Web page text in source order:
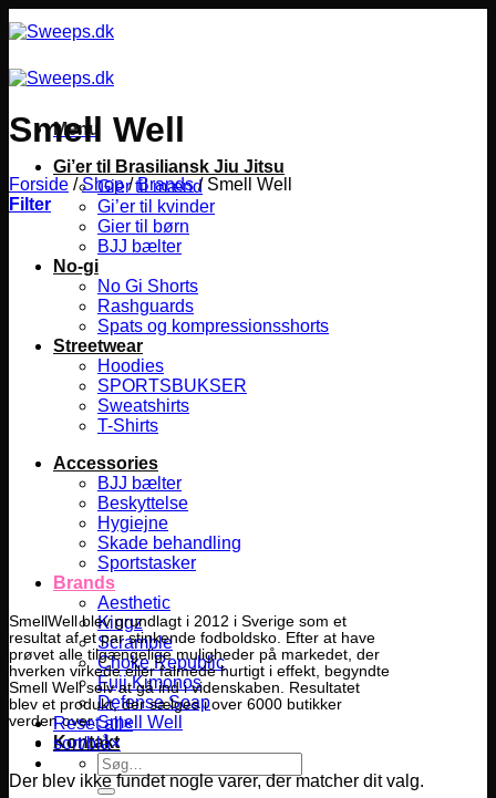
til
Menu
Gi’er til Brasiliansk Jiu Jitsu
Gier til mænd
Gi’er til kvinder
Gier til børn
BJJ bælter
No-gi
No Gi Shorts
Rashguards
Spats og kompressionsshorts
Streetwear
Hoodies
SPORTSBUKSER
Sweatshirts
T-Shirts
Accessories
BJJ bælter
Beskyttelse
Hygiejne
Skade behandling
Sportstasker
Brands
Aesthetic
Kingz
Scramble
Choke Republic
Fuji Kimonos
Defense Soap
Smell Well
Kontakt
Søg
efter:
Smell Well
Forside / Shop / Brands /Smell Well
Filter
SmellWell blev grundlagt i 2012 i Sverige som et
resultat af et par stinkende fodboldsko. Efter at have
prøvet alle tilgængelige muligheder på markedet, der
hverken virkede eller falmede hurtigt i effekt, begyndte
Smell Well selv at gå ind i videnskaben. Resultatet
blev et produkt, der sælges i over 6000 butikker
verden over.
Reset all×
sort/blå×
Der blev ikke fundet nogle varer, der matcher dit valg.